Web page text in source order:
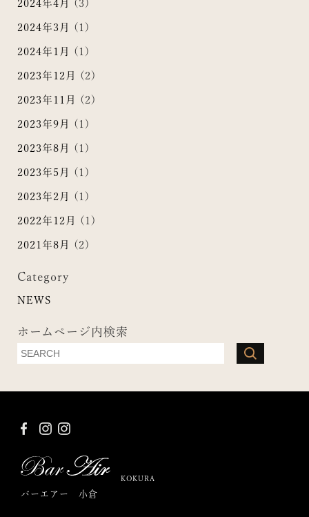
2024年4月 (3)
2024年3月 (1)
2024年1月 (1)
2023年12月 (2)
2023年11月 (2)
2023年9月 (1)
2023年8月 (1)
2023年5月 (1)
2023年2月 (1)
2022年12月 (1)
2021年8月 (2)
Category
NEWS
ホームページ内検索
KOKURA
バーエアー 小倉